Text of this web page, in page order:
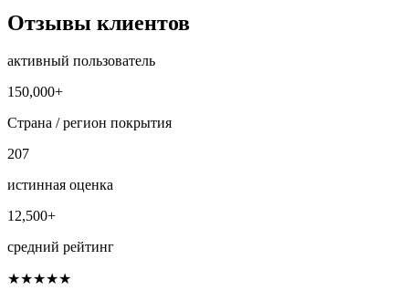
Отзывы клиентов
активный пользователь
150,000+
Страна / регион покрытия
207
истинная оценка
12,500+
средний рейтинг
★★★★★